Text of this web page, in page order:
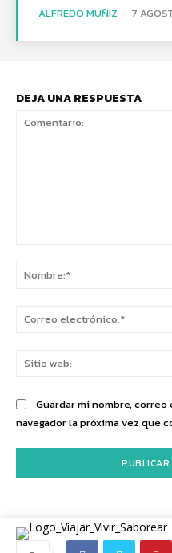
ALFREDO MUÑIZ - 7
DEJA UNA RESPUESTA
Guardar mi nombre,
navegador la próxima vez que